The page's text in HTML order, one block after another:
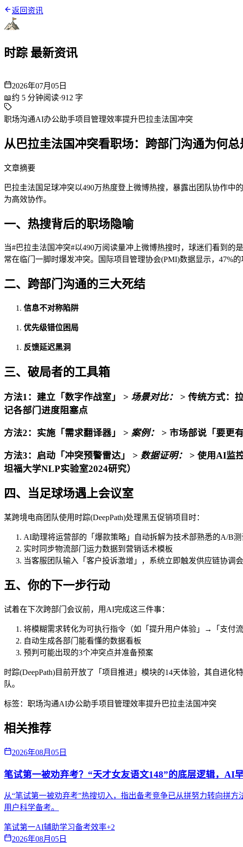
返回资讯
时踪 最新资讯
2026年07月05日
📖约 5 分钟阅读·912 字
职场沟通AI办公助手项目管理效率提升巴拉圭法国冲突
从巴拉圭法国冲突看职场：跨部门沟通为何总
文章摘要
巴拉圭法国足球冲突以490万热度登上微博热搜，暴露出团队协作中
为高效协作。
一、热搜背后的职场隐喻
当#巴拉圭法国冲突#以490万阅读量冲上微博热搜时，球迷们看到
常在临门一脚时爆发冲突。国际项目管理协会(PMI)数据显示，47%
二、跨部门沟通的三大死结
信息不对称陷阱
优先级错位困局
反馈延迟黑洞
三、破局者的工具箱
方法1：建立「数字作战室」 > 场景对比：
> 传统方式：
记各部门进度阻塞点
方法2：实施「需求翻译器」 > 案例： > 市场部说「要更
方法3：启动「冲突预警雷达」 > 数据证明：
> 使用AI监
坦福大学NLP实验室2024研究）
四、当足球场遇上会议室
某跨境电商团队使用时踪(DeepPath)处理黑五促销项目时：
AI助理将运营部的「爆款策略」自动拆解为技术部熟悉的A/B
实时同步物流部门运力数据到营销话术模板
当客服团队输入「客户投诉激增」，系统立即触发供应链协调
五、你的下一步行动
试着在下次跨部门会议前，用AI完成这三件事：
将模糊需求转化为可执行指令（如「提升用户体验」→「支付流
自动生成各部门能看懂的数据看板
预判可能出现的3个冲突点并准备预案
时踪(DeepPath)目前开放了「项目推进」模块的14天体验，其自进
队。
标签： 职场沟通AI办公助手项目管理效率提升巴拉圭法国冲突
相关推荐
2026年08月05日
笔试第一被劝弃考？“天才女友语文148”的底层逻辑，AI
从“笔试第一被劝弃考”热搜切入，指出备考竞争已从拼努力转向拼
用户科学备考。
笔试第一AI辅助学习备考效率+2
2026年08月05日